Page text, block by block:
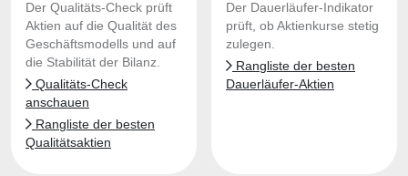
Der Qualitäts-Check prüft
Aktien auf die Qualität des
Geschäftsmodells und auf
die Stabilität der Bilanz.
Qualitäts-Check
anschauen
Rangliste der besten
Qualitätsaktien
Der Dauerläufer-Indikator
prüft, ob Aktienkurse stetig
zulegen.
Rangliste der besten
Dauerläufer-Aktien